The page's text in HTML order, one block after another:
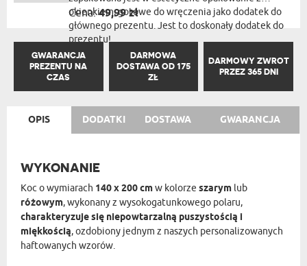
okienkiem, gotowe do wręczenia jako dodatek do
głównego prezentu. Jest to doskonały dodatek do
prezentu!
Cena:49,99 zł
GWARANCJA
PREZENTU NA
CZAS
DARMOWA
DOSTAWA OD 175
ZŁ
DARMOWY ZWROT
PRZEZ 365 DNI
OPIS DODATKI DOSTAWA GWARANCJA
WYKONANIE
Koc o wymiarach 140 x 200 cmw kolorze szarym lub
różowym, wykonany z wysokogatunkowego polaru,
charakteryzuje się niepowtarzalną puszystością i
miękkością, ozdobiony jednym z naszych personalizowanych
haftowanych wzorów.